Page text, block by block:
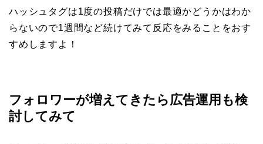
ハッシュタグは1度の投稿だけでは最適かどうかはわか
らないので1週間など続けてみて反応をみることをおす
すめしますよ！
フォロワーが増えてきたら広告運用も検
討してみて